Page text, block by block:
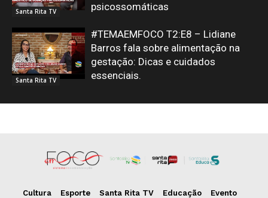
Santa Rita TV
psicossomáticas
Santa Rita TV
#TEMAEMFOCO T2:E8 – Lidiane
Barros fala sobre alimentação na
gestação: Dicas e cuidados
essenciais.
Cultura Esporte Santa Rita TV Educação
Evento